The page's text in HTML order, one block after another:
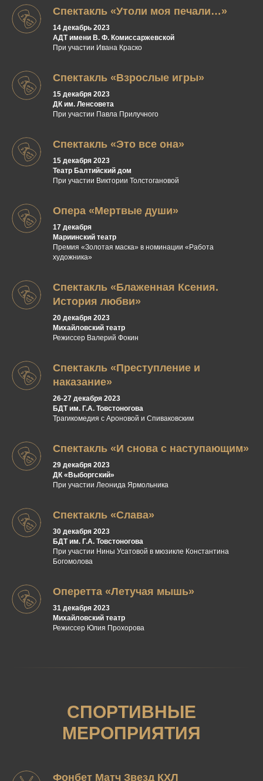
Спектакль «Утоли моя печали…»
14 декабрь 2023
АДТ имени В. Ф. Комиссаржевской
При участии Ивана Краско
Спектакль «Взрослые игры»
15 декабря 2023
ДК им. Ленсовета
При участии Павла Прилучного
Спектакль «Это все она»
15 декабря 2023
Театр Балтийский дом
При участии Виктории Толстогановой
Опера «Мертвые души»
17 декабря
Мариинский театр
Премия «Золотая маска» в номинации «Работа
художника»
Спектакль «Блаженная Ксения.
История любви»
20 декабря 2023
Михайловский театр
Режиссер Валерий Фокин
Спектакль «Преступление и
наказание»
26-27 декабря 2023
БДТ им. Г.А. Товстоногова
Трагикомедия с Ароновой и Спиваковским
Спектакль «И снова с наступающим»
29 декабря 2023
ДК «Выборгский»
При участии Леонида Ярмольника
Спектакль «Слава»
30 декабря 2023
БДТ им. Г.А. Товстоногова
При участии Нины Усатовой в мюзикле Константина
Богомолова
Оперетта «Летучая мышь»
31 декабря 2023
Михайловский театр
Режиссер Юлия Прохорова
СПОРТИВНЫЕ
МЕРОПРИЯТИЯ
Фонбет Матч Звезд КХЛ